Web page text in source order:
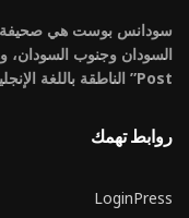
سودانس بوست هي صحيفة
Post” الناطقة باللغة الإنجليزية، وتُنشر بالكامل باللغة العربية.
روابط تهمك
LoginPress